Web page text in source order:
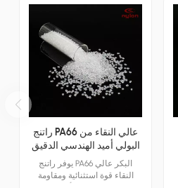
راتنج PA66 عالي النقاء من
البولي أميد الهندسي الدقيق
يوفر راتنج PA66 البكر عالي
النقاء قوة استثنائية ومقاومة